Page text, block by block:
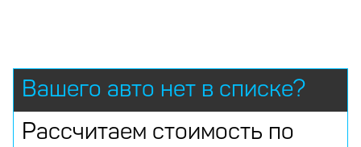
Вашего авто нет в списке?
Рассчитаем стоимость по